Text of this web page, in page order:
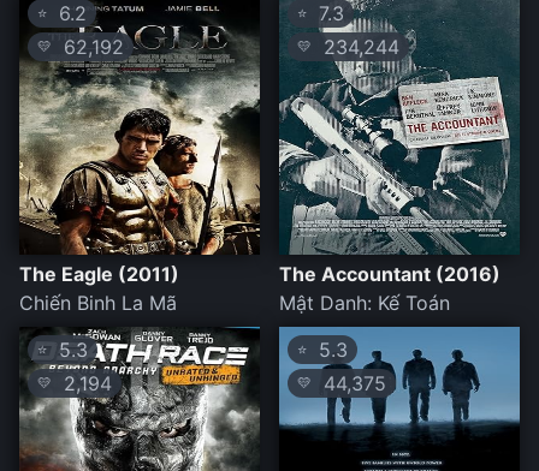
⭐ 6.2
💛 62,192
The Eagle (2011)
Chiến Binh La Mã
⭐ 7.3
💛 234,244
The Accountant (2016)
Mật Danh: Kế Toán
⭐5.3
💛 2,194
⭐ 5.3
💛 44,375